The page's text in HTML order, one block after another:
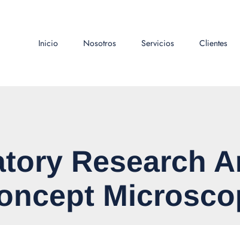
Inicio Nosotros Servicios Clientes
Research